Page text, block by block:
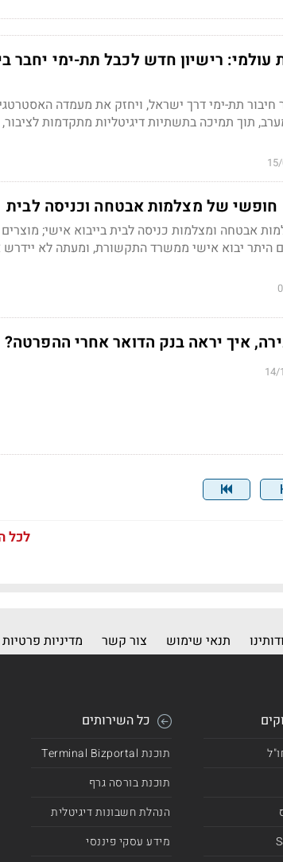
רישיון חדש לכבל תת-ימי יחבר
תת-ימי דרך ישראל, ויחזק את מעמדה
תוך תמיכה בתשתיות דיגיטליות מתקדמות
של מצלמות אבטחה וכניסה לבית
לארץ כ-50 אלף מצלמות אבטחה ומצלמות כניסה לבית בייבוא אישי;
עבורם היתר יבוא אישי ממשרד התקשורת, ומעתה לא
איך יראה בנק הדואר אחרי ההפרטה?
14/
לכל
תנאי שימוש צור קשר מדיניות פרטיות
כל השירותים
תוכנת Terminal Bizportal
תוכנת בורסה גרף
הנהלת חשבונות דיגיטלית
מידע עסקי פיננסי